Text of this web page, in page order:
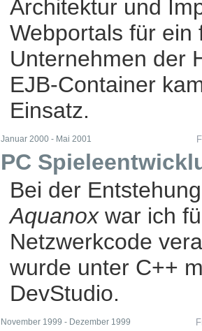
Architektur und
Webportals für ein
Unternehmen der
EJB-Container
Einsatz.
Januar 2000 - Mai 2001
PC
Bei der
Aquanoxwar ich
Netzwerkcode
wurde unter C++
DevStudio.
November 1999 - Dezember 1999